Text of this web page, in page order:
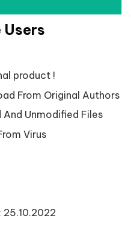
product !
From Original Authors
And Unmodified Files
Virus
25.10.2022